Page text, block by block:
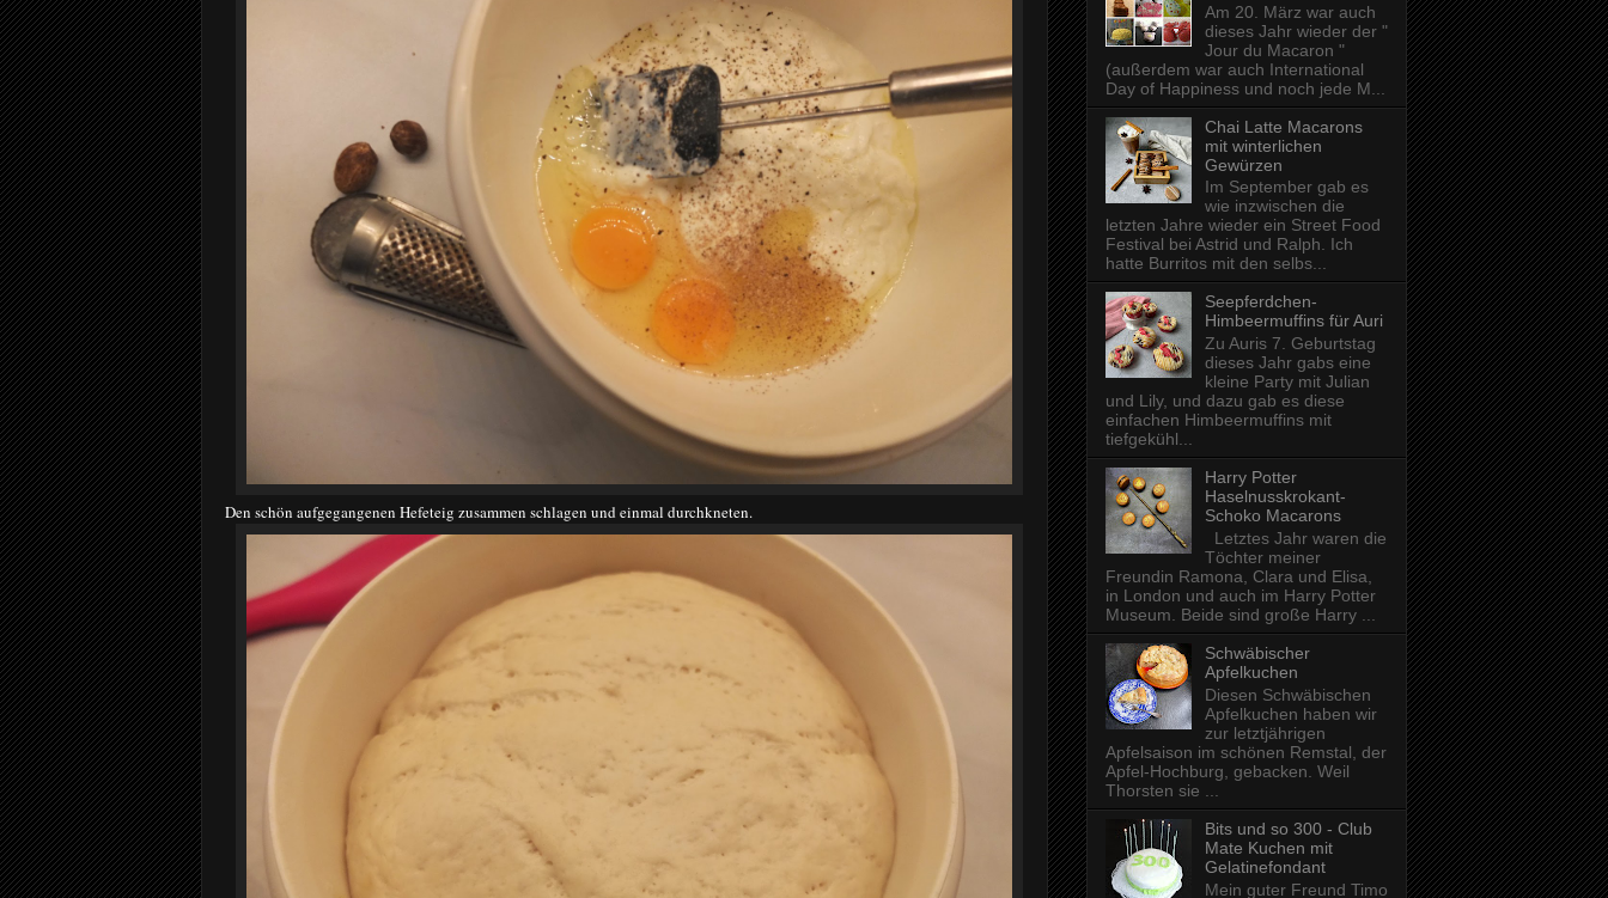
Den schön aufgegangenen Hefeteig zusammen schlagen und einmal durchkneten.
Am 20. März war auch
dieses Jahr wieder der "
Jour du Macaron "
(außerdem war auch International
Day of Happiness und noch jede M...
Chai Latte Macarons
mit winterlichen
Gewürzen
Im September gab es
wie inzwischen die
letzten Jahre wieder ein Street Food
Festival bei Astrid und Ralph. Ich
hatte Burritos mit den selbs...
Seepferdchen-
Himbeermuffins für Auri
Zu Auris 7. Geburtstag
dieses Jahr gabs eine
kleine Party mit Julian
und Lily, und dazu gab es diese
einfachen Himbeermuffins mit
tiefgekühl...
Harry Potter
Haselnusskrokant-
Schoko Macarons
Letztes Jahr waren die
Töchter meiner
Freundin Ramona, Clara und Elisa,
in London und auch im Harry Potter
Museum. Beide sind große Harry ...
Schwäbischer
Apfelkuchen
Diesen Schwäbischen
Apfelkuchen haben wir
zur letztjährigen
Apfelsaison im schönen Remstal, der
Apfel-Hochburg, gebacken. Weil
Thorsten sie ...
Bits und so 300 - Club
Mate Kuchen mit
Gelatinefondant
Mein guter Freund Timo